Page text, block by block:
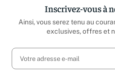
Inscrivez-vous à
Ainsi, vous serez tenu au
exclusives, offres et